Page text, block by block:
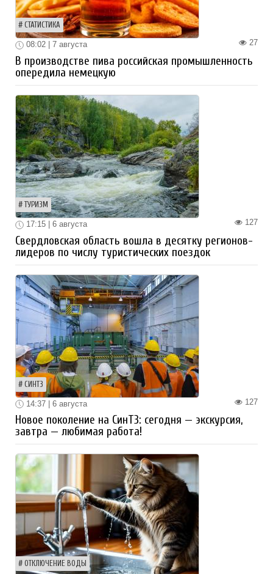
СТАТИСТИКА
27
08:02 | 7 августа
В производстве пива российская промышленность
опередила немецкую
ТУРИЗМ
127
17:15 | 6 августа
Свердловская область вошла в десятку регионов-
лидеров по числу туристических поездок
СИНТЗ
127
14:37 | 6 августа
Новое поколение на СинТЗ: сегодня — экскурсия,
завтра — любимая работа!
ОТКЛЮЧЕНИЕ ВОДЫ